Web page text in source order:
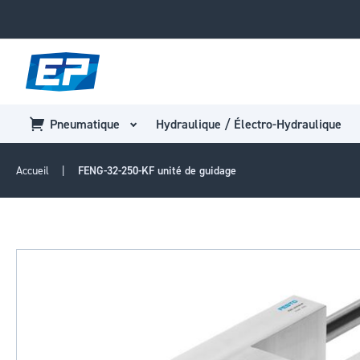
Pneumatique Hydraulique / Électro-Hydraulique
Accueil FENG-32-250-KF unité de guidage